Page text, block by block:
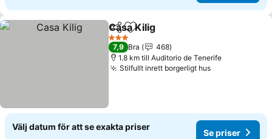
Dela Lägg till i Mina Favoriter
Casa Kilig
3 Stjärnor
7,9 Bra
468
1.8 km till Auditorio de Tenerife
Stilfullt inrett borgerligt hus
Välj datum för att se exakta priser
Se priser